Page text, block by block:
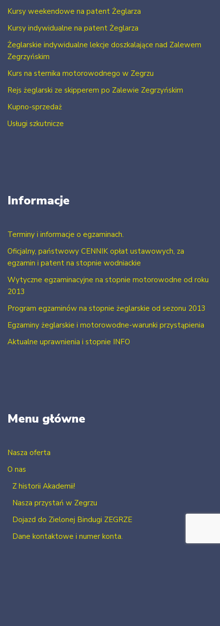
Kursy weekendowe na patent Żeglarza
Kursy indywidualne na patent Żeglarza
Żeglarskie indywidualne lekcje doszkalające nad Zalewem
Zegrzyńskim
Kurs na sternika motorowodnego w Zegrzu
Rejs żeglarski ze skipperem po Zalewie Zegrzyńskim
Kupno-sprzedaż
Usługi szkutnicze
Informacje
Terminy i informacje o egzaminach.
Oficjalny, państwowy CENNIK opłat ustawowych, za
egzamin i patent na stopnie wodniackie
Wytyczne egzaminacyjne na stopnie motorowodne od roku
2013
Program egzaminów na stopnie żeglarskie od sezonu 2013
Egzaminy żeglarskie i motorowodne-warunki przystąpienia
Aktualne uprawnienia i stopnie INFO
Menu główne
Nasza oferta
O nas
Z historii Akademii!
Nasza przystań w Zegrzu
Dojazd do Zielonej Bindugi ZEGRZE
Dane kontaktowe i numer konta.